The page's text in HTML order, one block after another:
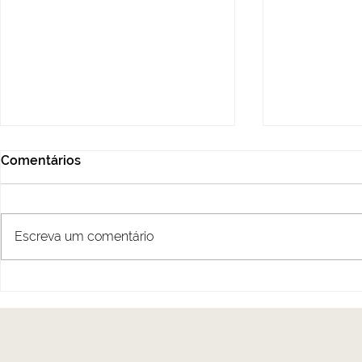
projeto: Easyice
Comentários
Escreva um comentário